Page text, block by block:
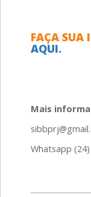
FAÇA SUA
AQUI.
Mais
Whatsapp